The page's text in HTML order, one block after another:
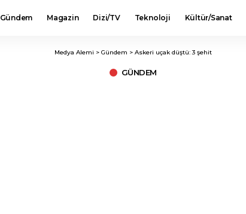
Gündem Magazin Dizi/TV Teknoloji Kültür/Sanat
Medya Alemi > Gündem > Askeri uçak düştü: 3 şehit
GÜNDEM